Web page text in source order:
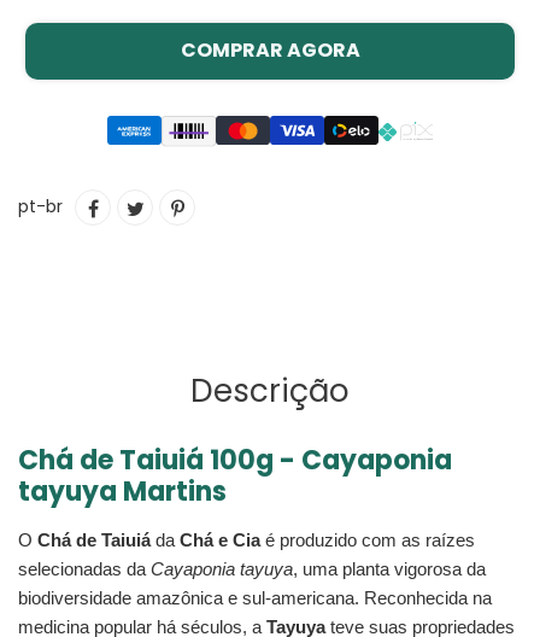
COMPRAR AGORA
o
pt-br
COMPARTILHAR
TUITARINCLUIR
Descrição
Chá de Taiuiá 100g - Cayaponia
tayuya Martins
O Chá de Taiuiáda Chá e Ciaé produzido com as raízes
selecionadas da Cayaponia tayuya, uma planta vigorosa da
biodiversidade amazônica e sul-americana. Reconhecida na
medicina popular há séculos, a Tayuyateve suas propriedades